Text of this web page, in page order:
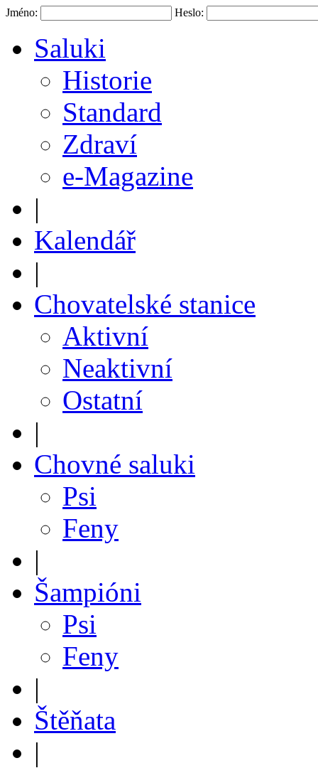
Jméno: Heslo:
Saluki
Historie
Standard
Zdraví
e-Magazine
|
Kalendář
|
Chovatelské stanice
Aktivní
Neaktivní
Ostatní
|
Chovné saluki
Psi
Feny
|
Šampióni
Psi
Feny
|
Štěňata
|